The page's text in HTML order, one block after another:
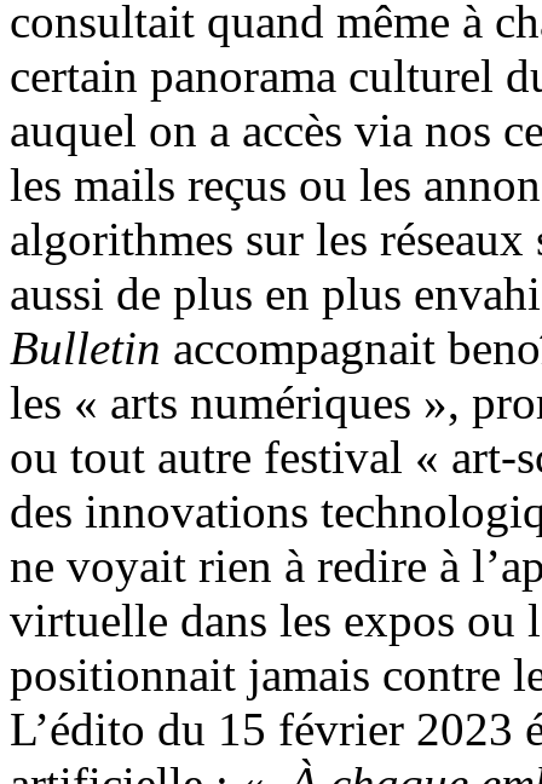
consultait quand même à
certain panorama culturel
auquel on a accès via nos
les mails reçus ou les
algorithmes sur les
aussi de plus en plus
Bulletin accompagnait
les « arts numériques »,
ou tout autre festival « art-
des innovations
ne voyait rien à redire à
virtuelle dans les expos ou
positionnait jamais contre
L’édito du 15 février 2023